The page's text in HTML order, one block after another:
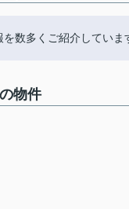
数多くご紹介していま
物件